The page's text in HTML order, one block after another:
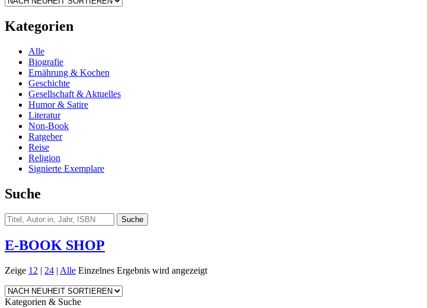
Kategorien
Alle
Biografie
Ernährung & Kochen
Geschichte
Gesellschaft & Aktuelles
Humor & Satire
Literatur
Non-Book
Ratgeber
Reise
Religion
Signierte Exemplare
Suche
E-BOOK SHOP
Zeige 12 | 24 | Alle Einzelnes Ergebnis wird angezeigt
Kategorien & Suche